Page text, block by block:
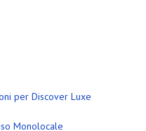
per Discover Luxe
Monolocale